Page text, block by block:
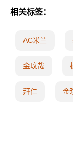
相关标签：
AC米兰
金玟哉
拜仁 金